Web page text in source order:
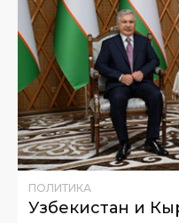
ПОЛИТИКА
Узбекистан и